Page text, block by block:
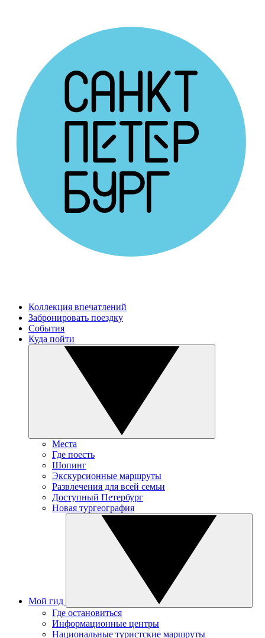
Коллекция впечатлений
Забронировать поездку
События
Куда пойти
Места
Где поесть
Шопинг
Экскурсионные маршруты
Развлечения для всей семьи
Доступный Петербург
Новая тургеография
Мой гид
Где остановиться
Информационные центры
Национальные туристские маршруты